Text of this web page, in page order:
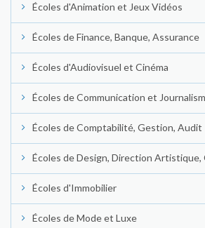
Écoles d'Animation et Jeux Vidéos
Écoles de Finance, Banque, Assurance
Écoles d'Audiovisuel et Cinéma
Écoles de Communication et
Écoles de Comptabilité, Gestion, Audit
Écoles de Design, Direction Artistique,
Écoles d'Immobilier
Écoles de Mode et Luxe